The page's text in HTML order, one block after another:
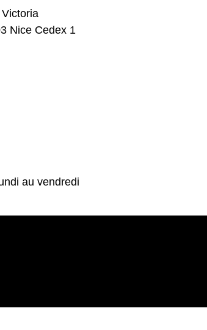
Nice Cedex 1
au vendredi